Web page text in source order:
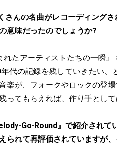
さんの名曲がレコーディング
意味だったのでしょうか?
れたアーティストたちの一瞬』
代の記録を残していきたい
楽が、フォークやロックの登
ってもらえれば、作り手として
Go-Round』で紹介され
られて再評価されていますが